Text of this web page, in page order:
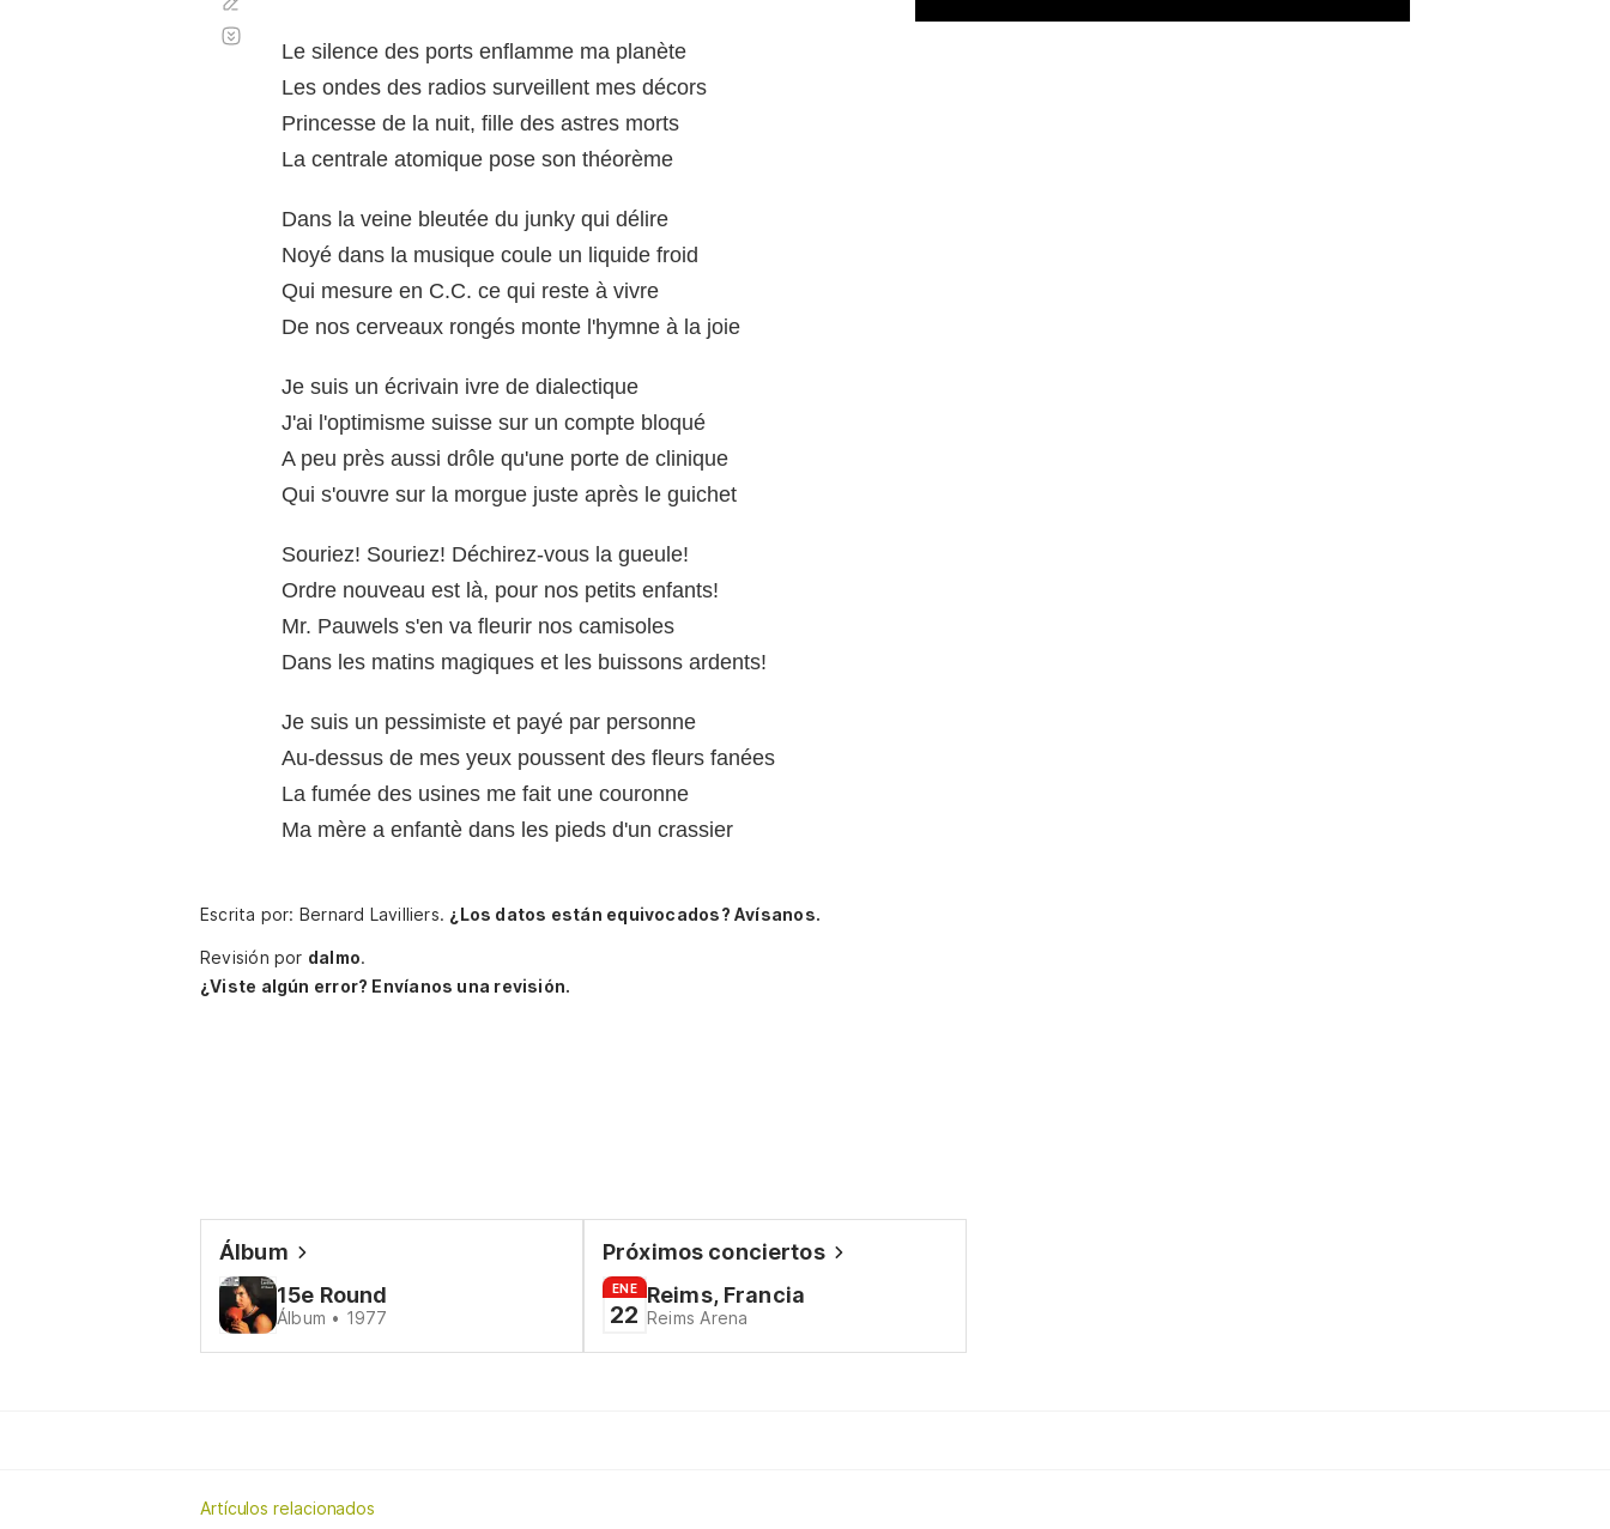
Le silence des ports enflamme ma planète
Les ondes des radios surveillent mes décors
Princesse de la nuit, fille des astres morts
La centrale atomique pose son théorème
Dans la veine bleutée du junky qui délire
Noyé dans la musique coule un liquide froid
Qui mesure en C.C. ce qui reste à vivre
De nos cerveaux rongés monte l'hymne à la joie
Je suis un écrivain ivre de dialectique
J'ai l'optimisme suisse sur un compte bloqué
A peu près aussi drôle qu'une porte de clinique
Qui s'ouvre sur la morgue juste après le guichet
Souriez! Souriez! Déchirez-vous la gueule!
Ordre nouveau est là, pour nos petits enfants!
Mr. Pauwels s'en va fleurir nos camisoles
Dans les matins magiques et les buissons ardents!
Je suis un pessimiste et payé par personne
Au-dessus de mes yeux poussent des fleurs fanées
La fumée des usines me fait une couronne
Ma mère a enfantè dans les pieds d'un crassier
automático
Escrita por: Bernard Lavilliers. ¿Los datos están equivocados? Avísanos.
Revisión por dalmo.
¿Viste algún error? Envíanos una revisión.
Álbum
15e Round
Álbum • 1977
Próximos conciertos
ENE
22
Reims, Francia
Reims Arena
Artículos relacionados